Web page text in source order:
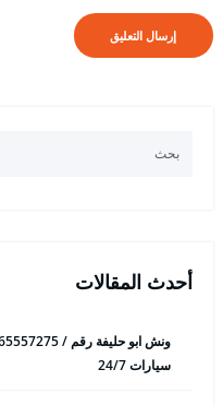
أحدث المقالات
سيارات 24/7